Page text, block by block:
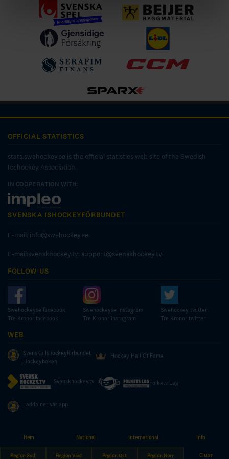
Hem National International Info
Region Syd Region Väst Region Öst Region Norr Clubs
OFFICIAL STATISTICS
stats.swehockey.se is the official statistics web site of the Swedish
Icehockey Association.
IN COOPERATION WITH:
SVENSKA ISHOCKEYFÖRBUNDET
E-mail: info@swehockey.se
E-mail:svenskhockey.tv: support@svenskhockey.tv
FOLLOW US
Swehockeyse facebook
Tre Kronor facebook
Swehockeyse Instagram
Tre Kronor instagram
Swehockey twitter
Tre Kronor twitter
WEB
Svenska Ishockeyförbundet
Hockeyboken
Hockey Hall Of Fame
Svenskhockey.tv Folkets Lag
Ladda ner vår app